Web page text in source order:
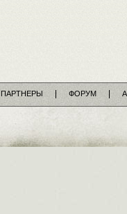
ПАРТНЕРЫ ФОРУМ